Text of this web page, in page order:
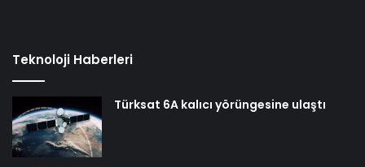
Teknoloji Haberleri
Türksat 6A kalıcı yörüngesine ulaştı